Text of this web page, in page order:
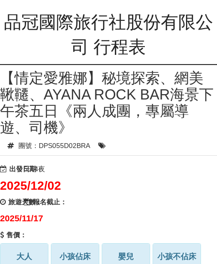
品冠國際旅行社股份有限公
司 行程表
【情定愛雅娜】秘境探索、網美
鞦韆、AYANA ROCK BAR海景下
午茶五日《兩人成團，專屬導
遊、司機》
團號：DPS055D02BRA
出發日期：
2025/12/02
旅遊天數：
5天4夜
報名截止：
2025/11/17
售價：
大人 小孩佔床 嬰兒 小孩不佔床